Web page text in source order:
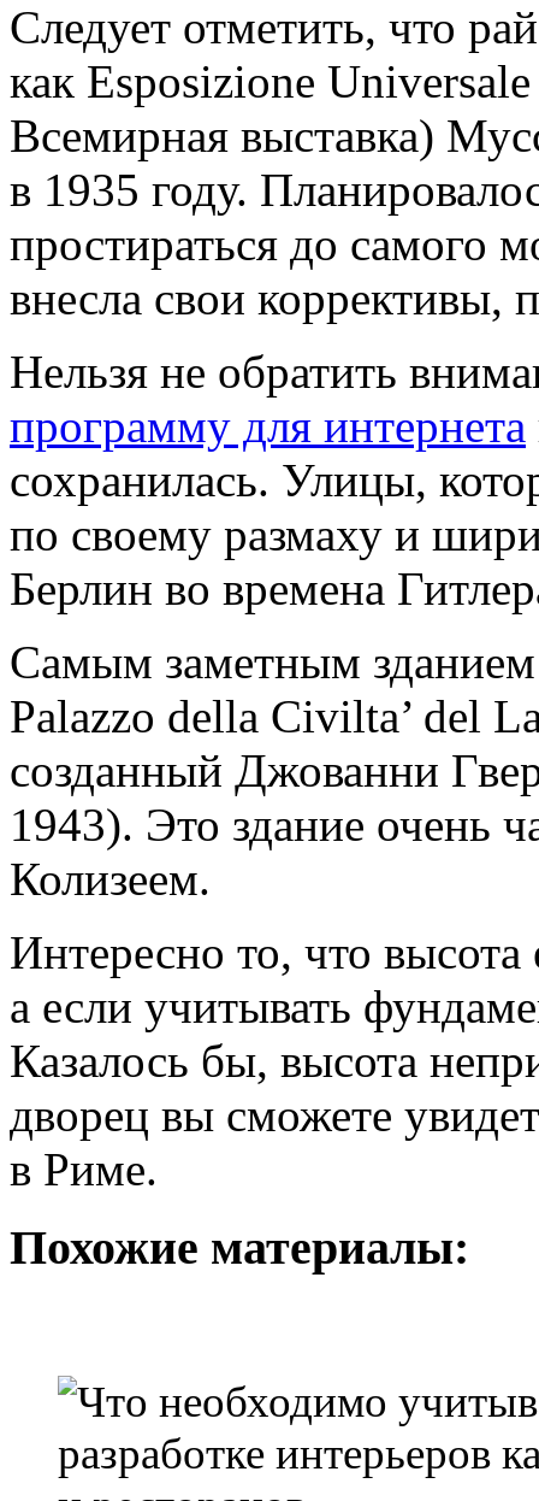
Следует отметить, что
как Esposizione
Всемирная выставка)
в 1935 году.
простираться до самого
внесла свои коррективы,
Нельзя не обратить
программу для интернета
сохранилась. Улицы,
по своему размаху и
Берлин во времена
Самым заметным зданием
Palazzo della Civilta’ del
созданный Джованни
1943). Это здание очень
Колизеем.
Интересно то, что высота
а если учитывать
Казалось бы, высота
дворец вы сможете
в Риме.
Похожие материалы: